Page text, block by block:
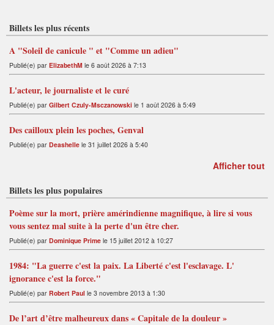
Billets les plus récents
A "Soleil de canicule " et "Comme un adieu"
Publié(e) par ElizabethM le 6 août 2026 à 7:13
L'acteur, le journaliste et le curé
Publié(e) par Gilbert Czuly-Msczanowski le 1 août 2026 à 5:49
Des cailloux plein les poches, Genval
Publié(e) par Deashelle le 31 juillet 2026 à 5:40
Afficher tout
Billets les plus populaires
Poème sur la mort, prière amérindienne magnifique, à lire si vous
vous sentez mal suite à la perte d'un être cher.
Publié(e) par Dominique Prime le 15 juillet 2012 à 10:27
1984: "La guerre c'est la paix. La Liberté c'est l'esclavage. L'
ignorance c'est la force."
Publié(e) par Robert Paul le 3 novembre 2013 à 1:30
De l’art d’être malheureux dans « Capitale de la douleur »